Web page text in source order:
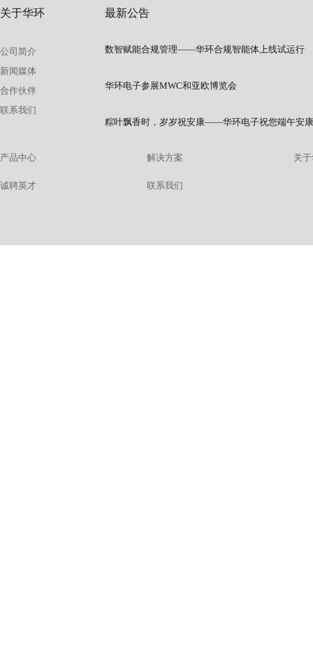
关于华环
公司简介
新闻媒体
合作伙伴
联系我们
最新公告
数智赋能合规管理——华环合规智能体上线试运行
华环电子参展MWC和亚欧博览会
粽叶飘香时，岁岁祝安康——华环电子祝您端午安康
产品中心 解决方案 关
诚聘英才 联系我们